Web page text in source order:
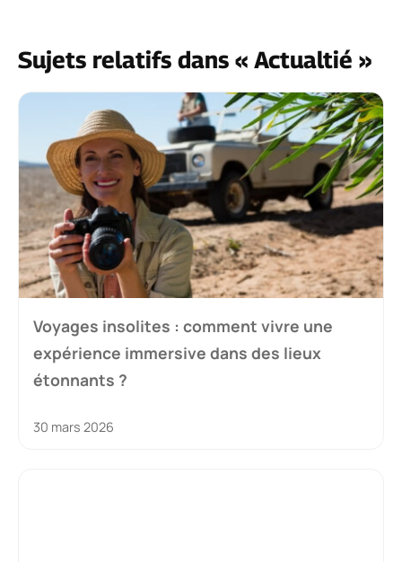
Sujets relatifs dans « Actualtié »
Voyages insolites : comment vivre une
expérience immersive dans des lieux
étonnants ?
30 mars 2026